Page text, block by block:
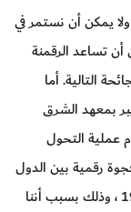
يمكن أن نستمر في
تساعد الرقمنة
التالية. أما
بمعهد الشرق
عملية التحول
رقمية بين الدول
العربية ظهرت بشكلٍ جليٍّ خلال أزمة كوفيد 19 ، وذلك بسبب أننا